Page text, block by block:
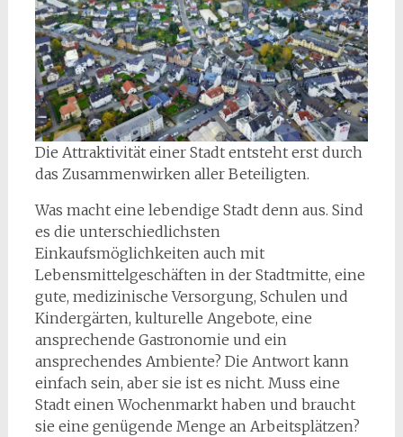
Die Attraktivität einer Stadt entsteht erst durch
das Zusammenwirken aller Beteiligten.
Was macht eine lebendige Stadt denn aus. Sind
es die unterschiedlichsten
Einkaufsmöglichkeiten auch mit
Lebensmittelgeschäften in der Stadtmitte, eine
gute, medizinische Versorgung, Schulen und
Kindergärten, kulturelle Angebote, eine
ansprechende Gastronomie und ein
ansprechendes Ambiente? Die Antwort kann
einfach sein, aber sie ist es nicht. Muss eine
Stadt einen Wochenmarkt haben und braucht
sie eine genügende Menge an Arbeitsplätzen?